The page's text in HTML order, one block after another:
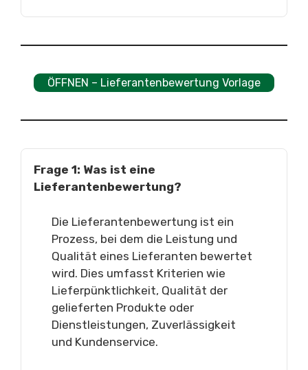
ÖFFNEN – Lieferantenbewertung Vorlage
Frage 1: Was ist eine
Lieferantenbewertung?
Die Lieferantenbewertung ist ein
Prozess, bei dem die Leistung und
Qualität eines Lieferanten bewertet
wird. Dies umfasst Kriterien wie
Lieferpünktlichkeit, Qualität der
gelieferten Produkte oder
Dienstleistungen, Zuverlässigkeit
und Kundenservice.